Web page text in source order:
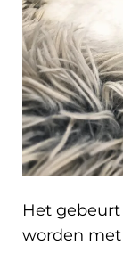
Het
worden